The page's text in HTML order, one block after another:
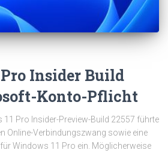
Insider Build
Konto-Pflicht
11 Pro Insider-Preview-Build 22557 führte
Online-Verbindungszwang sowie eine
Windows 11 Pro ein. Möglicherweise